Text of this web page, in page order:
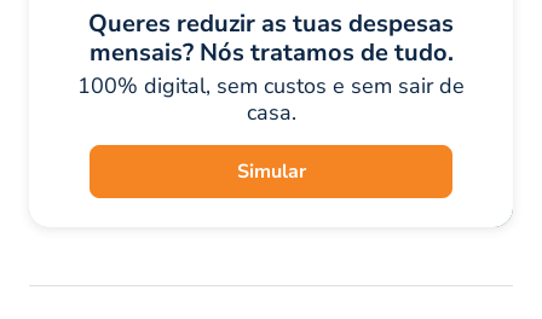
Queres reduzir as tuas despesas
mensais? Nós tratamos de tudo.
100% digital, sem custos e sem sair de
casa.
Simular